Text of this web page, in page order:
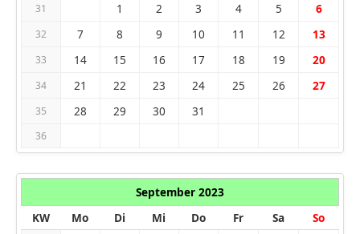
31 1 2 3 4 5 6
32 7 8 9 10 11 12 13
33 14 15 16 17 18 19 20
34 21 22 23 24 25 26 27
35 28 29 30 31
36
September 2023
KW
Mo Di Mi Do Fr Sa So